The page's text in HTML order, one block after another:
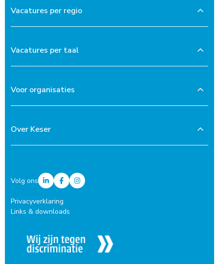
Vacatures per regio
Vacatures per taal
Voor organisaties
Over Keser
Privacyverklaring
Links & downloads
Volg ons